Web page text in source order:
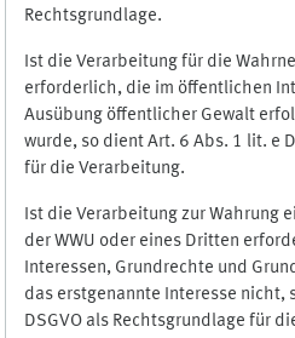
Rechtsgrundlage.
Ist die Verarbeitung für die
erforderlich, die im öffentlichen
Ausübung öffentlicher Gewalt
wurde, so dient Art. 6 Abs. 1 lit. e
für die Verarbeitung.
Ist die Verarbeitung zur Wahrung
der WWU oder eines Dritten
Interessen, Grundrechte und
das erstgenannte Interesse nicht,
DSGVO als Rechtsgrundlage für